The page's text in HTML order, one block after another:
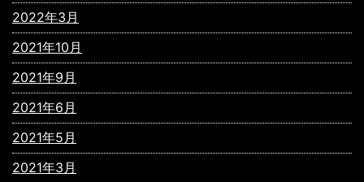
2022年3月
2021年10月
2021年9月
2021年6月
2021年5月
2021年3月